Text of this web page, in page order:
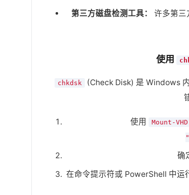
第三方磁盘检测工具：
许多第三
使用
chkdsk
(Check Disk) 是 Windows
使用 Mount-VHD
确
在命令提示符或 PowerShell 中运